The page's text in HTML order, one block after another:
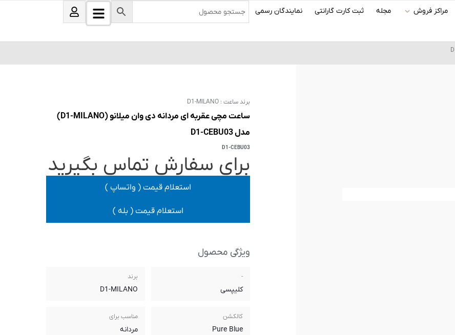
مراکز فروش مجله ثبت کارت گارانتی نمایندگان رسمی B
a
r
s
U
s
e
برند ساعت :D1-MILANO
ساعت مچی عقربه ای مردانه دی وان میلانو (D1-MILANO)
مدل D1-CEBU03
D1-CEBU03
برای سفارش تماس بگیرید
استعلام قیمت ( واتساپ )
استعلام قیمت ( بله )
ویژگی محصول
-
کلیپسی
برند
D1-MILANO
کالکشن
Pure Blue
مناسب برای
مردانه